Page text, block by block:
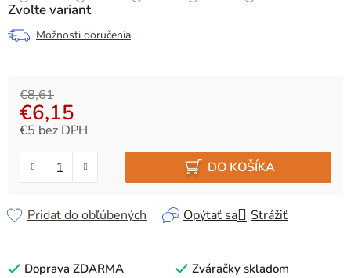
Zvoľte variant
Možnosti doručenia
€8,61
€6,15
€5 bez DPH
DO KOŠÍKA
Opýtať sa Strážiť
Pridať do obľúbených
Doprava ZDARMA Zváračky skladom